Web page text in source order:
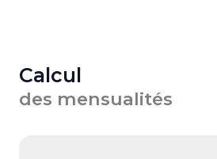
Calcul
des mensualités